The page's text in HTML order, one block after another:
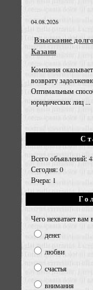
04.08.2026
Взыскание
Казани
Компания
возврату
Оптимальным
юридических лиц ...
Всего объявлений:
Сегодня: 0
Вчера: 1
Чего нехватает вам
денег
любви
счастья
внимания